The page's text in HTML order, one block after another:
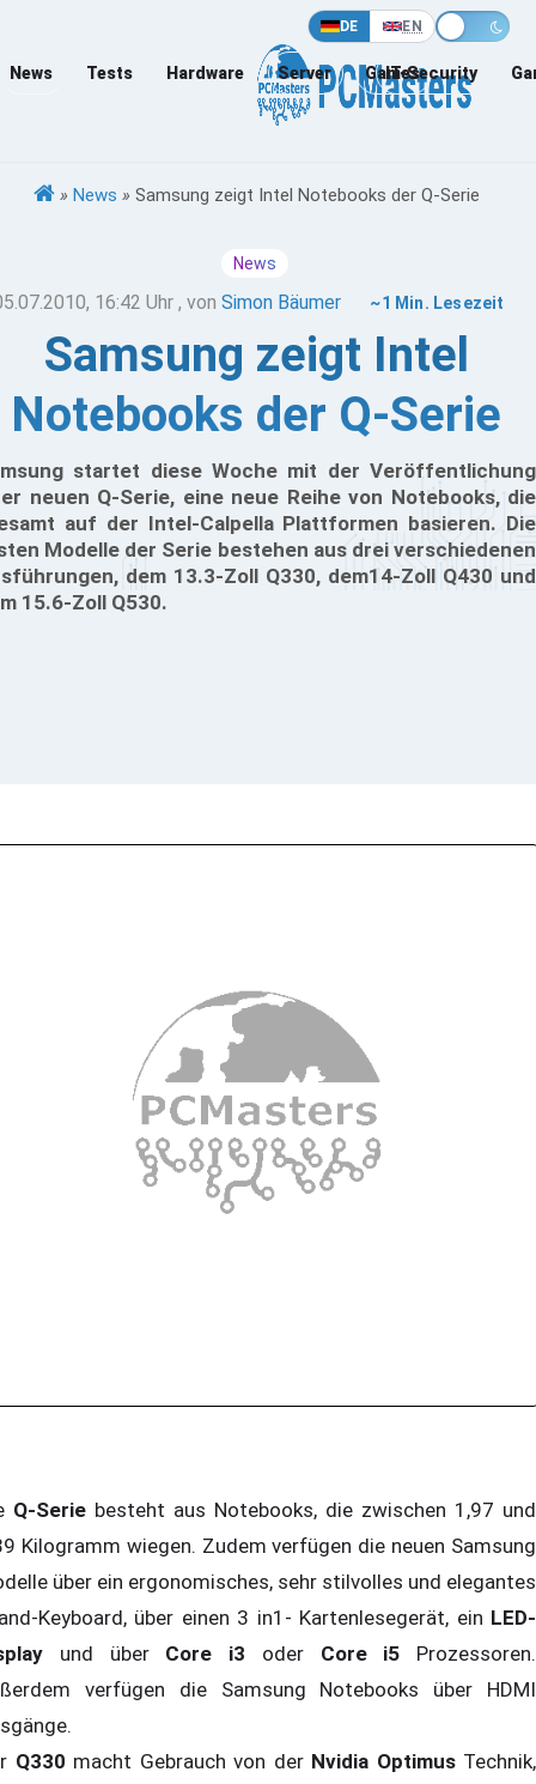
DE EN
News Tests Hardware Server Games
IT-Security
» News » Samsung zeigt Intel Notebooks der Q-Serie
News
16:42 Uhr , vonSimon Bäumer ~1 Min. Lesezeit
Samsung zeigt Intel
Notebooks der Q-Serie
startet diese Woche mit der Veröffentlichung
neuen Q-Serie, eine neue Reihe von Notebooks, die
auf der Intel-Calpella Plattformen basieren. Die
Modelle der Serie bestehen aus drei verschiedenen
dem 13.3-Zoll Q330, dem14-Zoll Q430 und
15.6-Zoll Q530.
Q-Serie besteht aus Notebooks, die zwischen 1,97 und
Kilogramm wiegen. Zudem verfügen die neuen Samsung
über ein ergonomisches, sehr stilvolles und elegantes
Keyboard, über einen 3 in1- Kartenlesegerät, ein LED-
und über Core i3 oder Core i5 Prozessoren.
verfügen die Samsung Notebooks über HDMI
Q330 macht Gebrauch von der Nvidia OptimusTechnik,